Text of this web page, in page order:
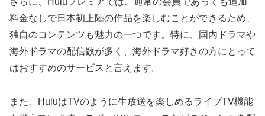
料金なしで日本初上陸の作品を楽しむことができるため、
独自のコンテンツも魅力の一つです。特に、国内ドラマや
海外ドラマの配信数が多く、海外ドラマ好きの方にとって
はおすすめのサービスと言えます。
また、HuluはTVのように生放送を楽しめるライブTV機能